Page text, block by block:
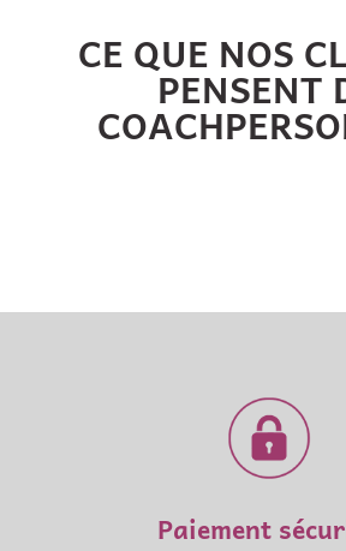
CE QUE NOS
PENSENT
Paiement